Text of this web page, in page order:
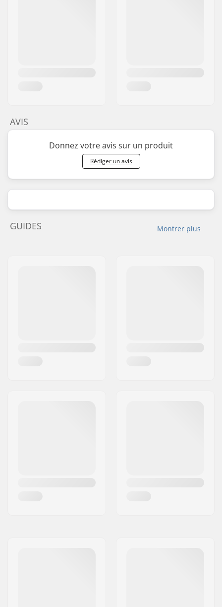
AVIS
Donnez votre avis sur un produit
Rédiger un avis
Montrer plus
GUIDES